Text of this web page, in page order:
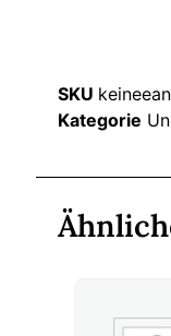
SKU
Kategorie